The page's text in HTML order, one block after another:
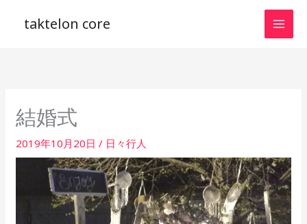
taktelon core
結婚式
2019年10月20日/ 日々行人